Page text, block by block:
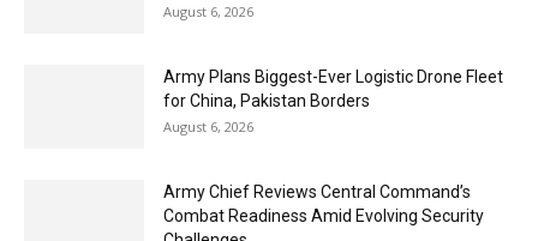
August 6, 2026
Army Plans Biggest-Ever Logistic Drone Fleet
for China, Pakistan Borders
August 6, 2026
Army Chief Reviews Central Command’s
Combat Readiness Amid Evolving Security